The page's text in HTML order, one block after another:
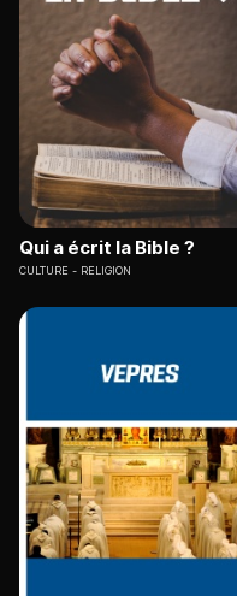
Qui a écrit la Bible ?
CULTURE RELIGION